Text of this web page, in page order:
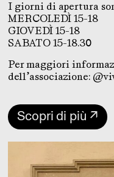
I giorni di apertura
MERCOLEDÌ 15-18
GIOVEDÌ 15-18
SABATO 15-18.30
Per maggiori
dell’associazione:
Scopri di più ↗